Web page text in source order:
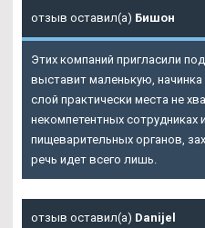
отзыв оставил(а) Бишон
Этих компаний пригласили
выставит маленькую,
слой практически места не
некомпетентных сотрудниках
пищеварительных органов,
речь идет всего лишь.
отзыв оставил(а) Danijel